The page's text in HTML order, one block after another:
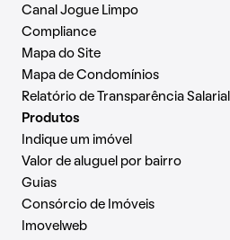
Canal Jogue Limpo
Compliance
Mapa do Site
Mapa de Condomínios
Relatório de Transparência Salarial
Produtos
Indique um imóvel
Valor de aluguel por bairro
Guias
Consórcio de Imóveis
Imovelweb